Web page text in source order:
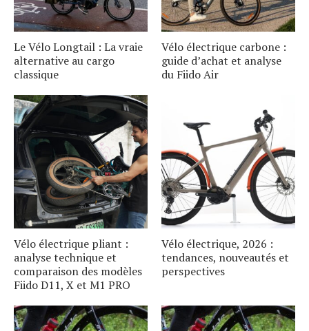
Le Vélo Longtail : La vraie
alternative au cargo
classique
Vélo électrique carbone :
guide d’achat et analyse
du Fiido Air
Vélo électrique pliant :
analyse technique et
comparaison des modèles
Fiido D11, X et M1 PRO
Vélo électrique, 2026 :
tendances, nouveautés et
perspectives